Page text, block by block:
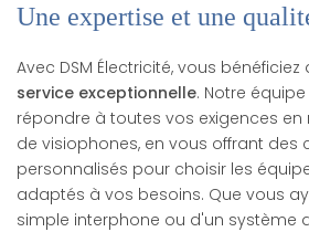
Une expertise et une
Avec DSM Électricité, vous bénéficiez
service exceptionnelle. Notre
répondre à toutes vos exigences
de visiophones, en vous offrant des
personnalisés pour choisir les
adaptés à vos besoins. Que vous
simple interphone ou d'un système